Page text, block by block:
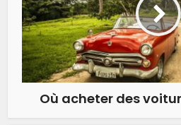
Où acheter des